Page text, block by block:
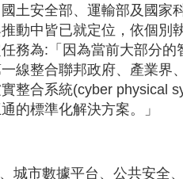
土安全部、運輸部及國家
動中皆已就定位，依個
務為:「因為當前大部分
線整合聯邦政府、產業界
整合系統(cyber physical
的標準化解決方案。」
城市數據平台、公共安全